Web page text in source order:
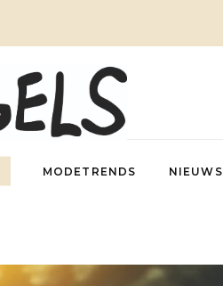
MODETRENDS NIEUWS